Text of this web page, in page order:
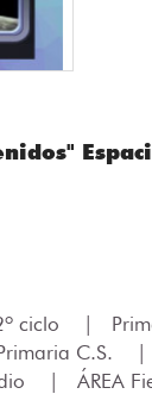
ciclo |
C.S. |
|
ÁREA